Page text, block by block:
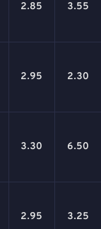
2.85 3.55
2.95 2.30
3.30 6.50
2.95 3.25